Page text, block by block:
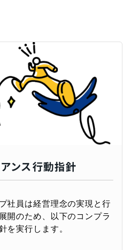
ンス行動指針
社員は経営理念の実現と行
開のため、以下のコンプラ
を実行します。